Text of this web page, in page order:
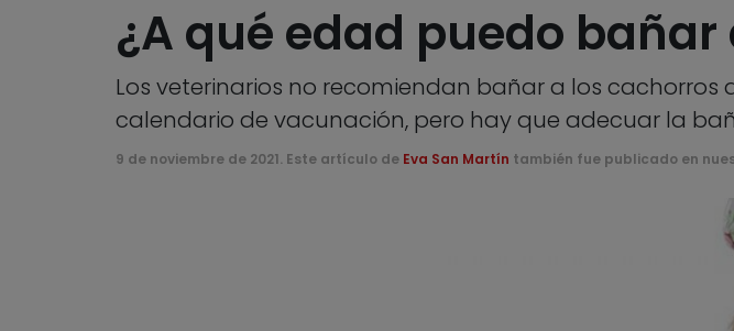
¿A qué edad puedo
Los veterinarios no recomiendan bañar a los
calendario de vacunación, pero hay que adecuar la
9 de noviembre de 2021. Este artículo de Eva San Martín también fue publicado en